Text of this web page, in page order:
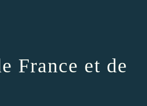
France et de